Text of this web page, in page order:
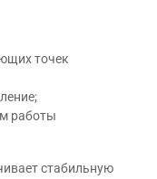
точек
работы
стабильную